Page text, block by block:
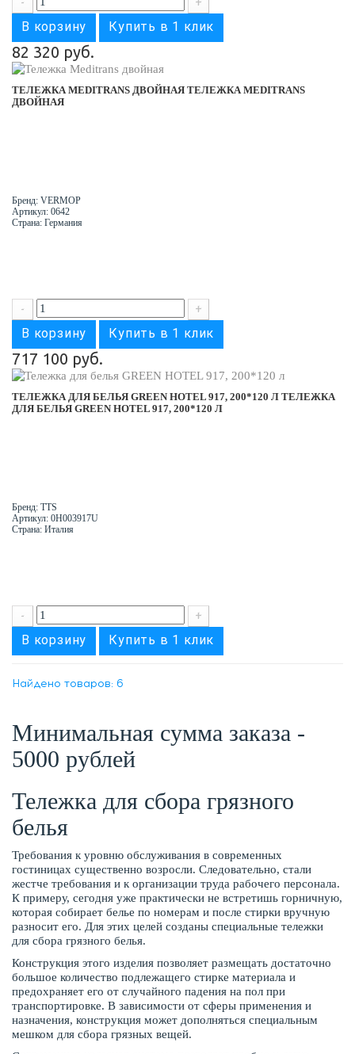
- +
В корзину Купить в 1 клик
82 320 руб.
ТЕЛЕЖКА MEDITRANS ДВОЙНАЯ ТЕЛЕЖКА MEDITRANS
ДВОЙНАЯ
Бренд: VERMOP
Артикул: 0642
Страна: Германия
- +
В корзину Купить в 1 клик
717 100 руб.
ТЕЛЕЖКА ДЛЯ БЕЛЬЯ GREEN HOTEL 917, 200*120 Л ТЕЛЕЖКА
ДЛЯ БЕЛЬЯ GREEN HOTEL 917, 200*120 Л
Бренд: TTS
Артикул: 0H003917U
Страна: Италия
- +
В корзину Купить в 1 клик
Найдено товаров: 6
Минимальная сумма заказа -
5000 рублей
Тележка для сбора грязного
белья
Требования к уровню обслуживания в современных
гостиницах существенно возросли. Следовательно, стали
жестче требования и к организации труда рабочего персонала.
К примеру, сегодня уже практически не встретишь горничную,
которая собирает белье по номерам и после стирки вручную
разносит его. Для этих целей созданы специальные тележки
для сбора грязного белья.
Конструкция этого изделия позволяет размещать достаточно
большое количество подлежащего стирке материала и
предохраняет его от случайного падения на пол при
транспортировке. В зависимости от сферы применения и
назначения, конструкция может дополняться специальным
мешком для сбора грязных вещей.